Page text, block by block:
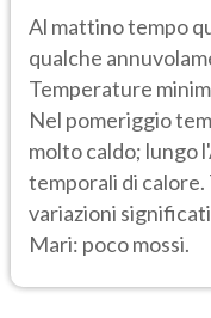
Al mattino tempo
qualche
Temperature
Nel pomeriggio
molto caldo; lungo
temporali di calore.
variazioni
Mari: poco mossi.